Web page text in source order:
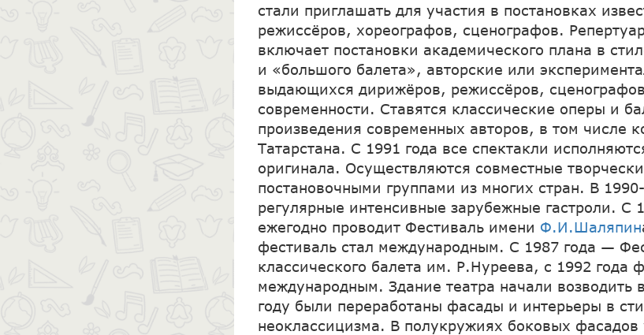
стали приглашать для участия в постановках
режиссёров, хореографов, сценографов.
включает постановки академического плана в
и «большого балета», авторские или
выдающихся дирижёров, режиссёров,
современности. Ставятся классические оперы и
произведения современных авторов, в том числе
Татарстана. С 1991 года все спектакли
оригинала. Осуществляются совместные
постановочными группами из многих стран. В
регулярные интенсивные зарубежные гастроли. С
ежегодно проводит Фестиваль имени Ф.И.Шаляпин
фестиваль стал международным. С 1987 года —
классического балета им. Р.Нуреева, с 1992 года
международным. Здание театра начали возводить
году были переработаны фасады и интерьеры в
неоклассицизма. В полукружиях боковых фасадов